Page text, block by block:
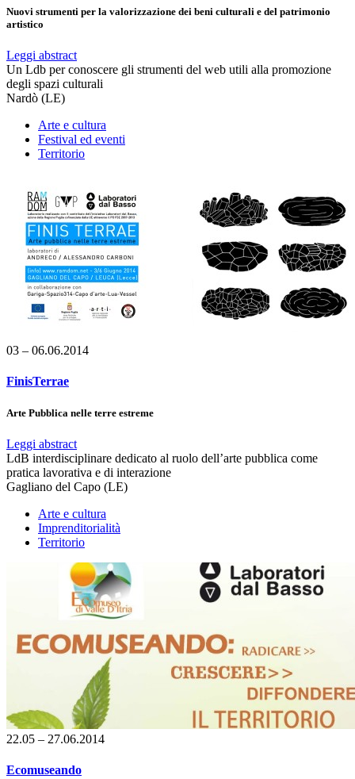
Nuovi strumenti per la valorizzazione dei beni culturali e del patrimonio
artistico
Leggi abstract
Un Ldb per conoscere gli strumenti del web utili alla promozione
degli spazi culturali
Nardò (LE)
Arte e cultura
Festival ed eventi
Territorio
03 – 06.06.2014
FinisTerrae
Arte Pubblica nelle terre estreme
Leggi abstract
LdB interdisciplinare dedicato al ruolo dell’arte pubblica come
pratica lavorativa e di interazione
Gagliano del Capo (LE)
Arte e cultura
Imprenditorialità
Territorio
22.05 – 27.06.2014
Ecomuseando